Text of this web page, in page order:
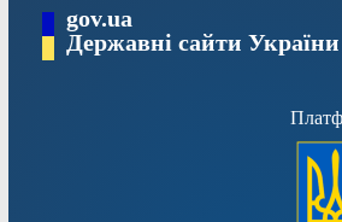
Перейтиgov.ua
Державні сайти України